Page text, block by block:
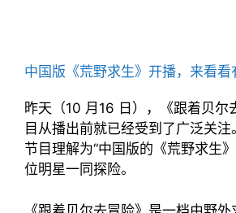
中国版《荒野求生》开播，来看看
昨天（10 月16 日），《跟着贝尔
目从播出前就已经受到了广泛关
节目理解为“中国版的《荒野求生
位明星一同探险。